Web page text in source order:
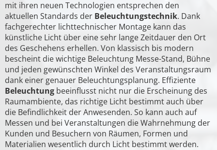
mit ihren neuen Technologien entsprechen den
aktuellen Standards der Beleuchtungstechnik. Dank
fachgerechter lichttechnischer Montage kann das
künstliche Licht über eine sehr lange Zeitdauer den Ort
des Geschehens erhellen. Von klassisch bis modern
bescheint die wichtige Beleuchtung Messe-Stand, Bühne
und jeden gewünschten Winkel des Veranstaltungsraum
dank einer genauer Beleuchtungsplanung. Effiziente
Beleuchtung beeinflusst nicht nur die Erscheinung des
Raumambiente, das richtige Licht bestimmt auch über
die Befindlichkeit der Anwesenden. So kann auch auf
Messen und bei Veranstaltungen die Wahrnehmung der
Kunden und Besuchern von Räumen, Formen und
Materialien wesentlich durch Licht bestimmt werden.